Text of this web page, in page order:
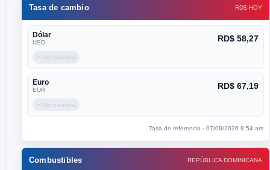
Tasa de cambio RD$ HOY
Dólar
USD RD$ 58,27
━ Sin cambio
Euro
EUR RD$ 67,19
━ Sin cambio
Tasa de referencia · 07/08/2026 8:54 am
Combustibles REPÚBLICA DOMINICANA